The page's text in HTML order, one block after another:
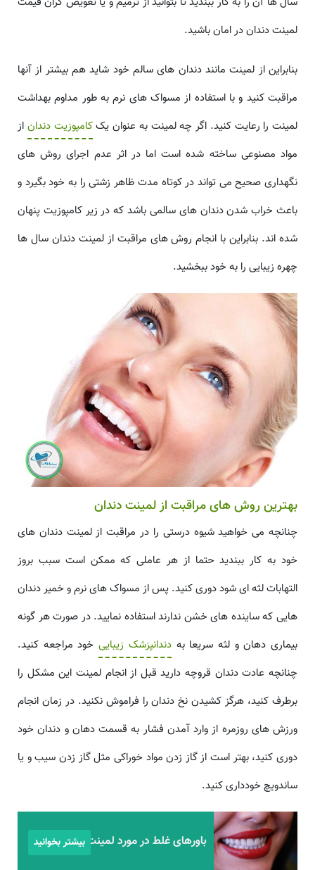
لمینت دندان در امان باشید.
بنابراین از لمینت مانند دندان های سالم خود شاید هم بیشتر از آنها
مراقبت کنید و با استفاده از مسواک های نرم به طور مداوم بهداشت
لمینت را رعایت کنید. اگر چه لمینت به عنوان یککامپوزیت دندان از
مواد مصنوعی ساخته شده است اما در اثر عدم اجرای روش های
نگهداری صحیح می تواند در کوتاه مدت ظاهر زشتی را به خود بگیرد و
باعث خراب شدن دندان های سالمی باشد که در زیر کامپوزیت پنهان
شده اند. بنابراین با انجام روش های مراقبت از لمینت دندان سال ها
چهره زیبایی را به خود ببخشید.
بهترین روش های مراقبت از لمینت دندان
چنانچه می خواهید شیوه درستی را در مراقبت از لمینت دندان های
خود به کار ببندید حتما از هر عاملی که ممکن است سبب بروز
التهابات لثه ای شود دوری کنید. پس از مسواک های نرم و خمیر دندان
هایی که ساینده های خشن ندارند استفاده نمایید. در صورت هر گونه
بیماری دهان و لثه سریعا بهدندانپزشک زیباییخود مراجعه کنید.
چنانچه عادت دندان قروچه دارید قبل از انجام لمینت این مشکل را
برطرف کنید، هرگز کشیدن نخ دندان را فراموش نکنید. در زمان انجام
ورزش های روزمره از وارد آمدن فشار به قسمت دهان و دندان خود
دوری کنید، بهتر است از گاز زدن مواد خوراکی مثل گاز زدن سیب و یا
ساندویچ خودداری کنید.
باورهای غلط در مورد لمینت دندانبیشتر بخوانید